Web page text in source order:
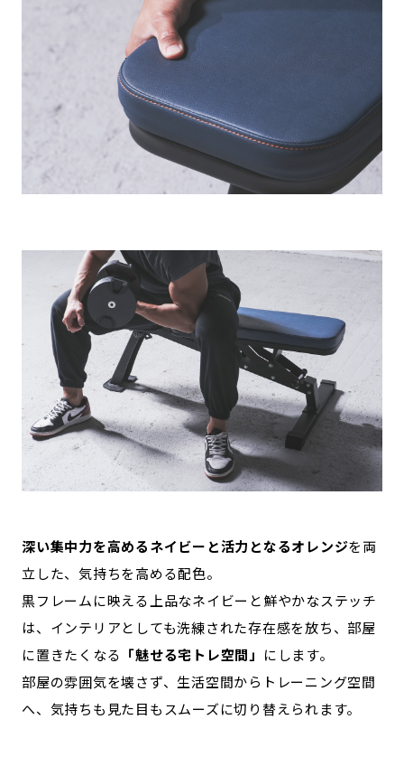
深い集中力を高めるネイビーと活力となるオレンジを両
立した、気持ちを高める配色。
黒フレームに映える上品なネイビーと鮮やかなステッチ
は、インテリアとしても洗練された存在感を放ち、部屋
に置きたくなる 「魅せる宅トレ空間」 にします。
部屋の雰囲気を壊さず、生活空間からトレーニング空間
へ、気持ちも見た目もスムーズに切り替えられます。